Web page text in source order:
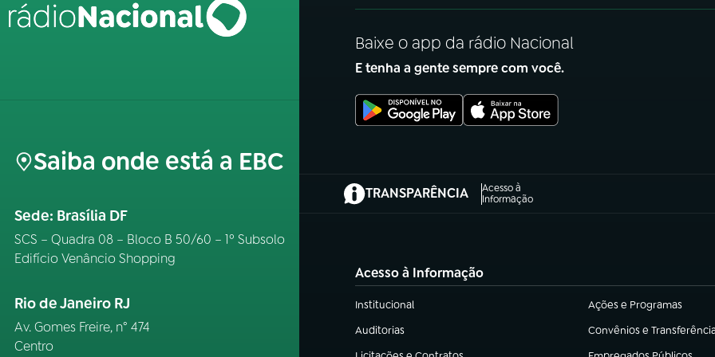
Saiba onde está a EBC
Sede: Brasília DF
SCS – Quadra 08 – Bloco B 50/60 – 1º Subsolo
Edifício Venâncio Shopping
Rio de Janeiro RJ
Av. Gomes Freire, n° 474
Centro
Baixe o app da rádio Nacional
E tenha a gente sempre com você.
TRANSPARÊNCIA
Acesso à
Informação
(abre em nova aba)
Acesso à Informação
Institucional
(abre em nova aba) Ações e Programas
(abre em nova aba)
Auditorias
(abre em nova aba) Convênios e
(abre em nova aba)